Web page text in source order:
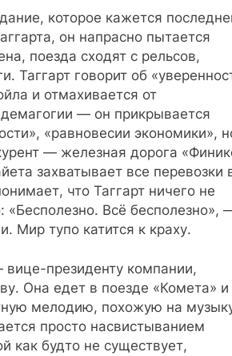
которое кажется
он напрасно пытается
поезда сходят с рельсов,
Таггарт говорит об
и отмахивается от
— он прикрывается
«равновесии экономики»,
— железная дорога
захватывает все перевозки
что Таггарт ничего не
«Бесполезно. Всё бесполезно»,
Мир тупо катится к краху.
президенту компании,
Она едет в поезде «Комета» и
мелодию, похожую на
просто насвистыванием
как будто не существует,